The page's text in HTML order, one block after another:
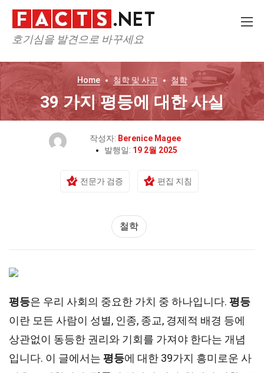
호기심을 발견으로 바꾸세요
Home 철학 및 사고 철학
39 가지 평등에 대한 사실
작성자: Berenice Magee
발행일: 19 2월 2025
전문가 검증 편집 지침
철학
평등은 우리 사회의 중요한 가치 중 하나입니다. 평등
이란 모든 사람이 성별, 인종, 종교, 경제적 배경 등에
상관없이 동등한 권리와 기회를 가져야 한다는 개념
입니다. 이 글에서는 평등에 대한 39가지 흥미로운 사